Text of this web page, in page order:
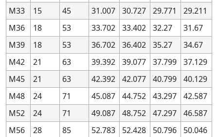
1.4
2.8 0.25 — — — —
1.4
2.8 0.25 — — — —
—
1.4
2.8 0.25 — — — —
—
1.4
2.8 0.25 6G — — —
—
1.4
2.8 0.25 6H — — —
—
1.4
2.8 0.25 — — — —
—
1.4
2.8 0.25 7G — — —
—
1.4
2.8 0.25 7H — — —
—
1.4
2.8 0.25 8G — — —
—
1.4
2.8 0.25 — — — —
1.4
2.8 0.25 — — — —
—
1.4
2.8 0.25 — — — —
—
1.4
2.8 0.25 6G — — —
—
1.4
2.8 0.25 6H — — —
—
1.4
2.8 0.25 — — — —
—
1.4
2.8 0.25 7G — — —
—
1.4
2.8 0.25 7H — — —
—
1.4
2.8 0.25 8G — — —
—
M33
15 45 31.007 30.727 29.771
29.211
M36
18 53 33.702 33.402 32.27
31.67
M39
18 53 36.702 36.402 35.27
34.67
M42
21 63 39.392 39.077 37.799
37.129
M45
21 63 42.392 42.077 40.799
40.129
M48
24 71 45.087 44.752 43.297
42.587
M52
24 71 49.087 48.752 47.297
46.587
M56
28 85 52.783 52.428 50.796
50.046